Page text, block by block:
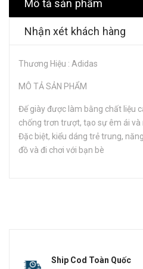
Mô tả sản phẩm
Nhận xét khách hàng
Thương Hiệu : Adidas
MÔ TẢ SẢN PHẨM
Đế giày được làm bằng chất liệu
chống trơn trượt, tạo sự êm ái và
Đặc biệt, kiểu dáng trẻ trung,
đồ và đi chơi với bạn bè
Ship Cod Toàn Quốc